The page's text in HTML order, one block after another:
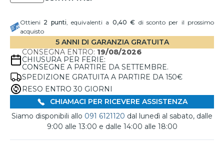
Ottieni 2 punti, equivalenti a 0,40 € di sconto per il prossimo
acquisto
5 ANNI DI GARANZIA GRATUITA
CONSEGNA ENTRO: 19/08/2026
CHIUSURA PER FERIE:
CONSEGNE A PARTIRE DA SETTEMBRE.
SPEDIZIONE GRATUITA A PARTIRE DA 150€
RESO ENTRO 30 GIORNI
CHIAMACI PER RICEVERE ASSISTENZA
Siamo disponibili allo 091 6121120 dal lunedì al sabato, dalle
9:00 alle 13:00 e dalle 14:00 alle 18:00